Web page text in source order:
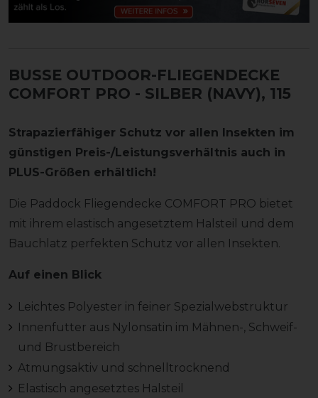
BUSSE OUTDOOR-FLIEGENDECKE
COMFORT PRO - SILBER (NAVY), 115
Strapazierfähiger Schutz vor allen Insekten im
günstigen Preis-/Leistungsverhältnis auch in
PLUS-Größen erhältlich!
Die Paddock Fliegendecke COMFORT PRO bietet
mit ihrem elastisch angesetztem Halsteil und dem
Bauchlatz perfekten Schutz vor allen Insekten.
Auf einen Blick
Leichtes Polyester in feiner Spezialwebstruktur
Innenfutter aus Nylonsatin im Mähnen-, Schweif-
und Brustbereich
Atmungsaktiv und schnelltrocknend
Elastisch angesetztes Halsteil